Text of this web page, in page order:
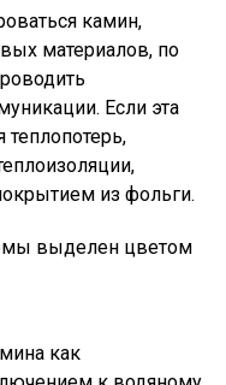
камин,
материалов, по
Если эта
из фольги.